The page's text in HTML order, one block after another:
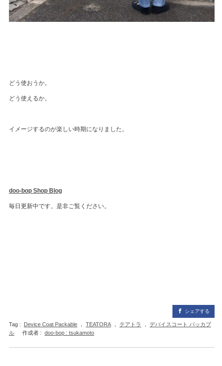
どう使おうか。
どう使えるか。
イメージするのが楽しい時期になりました。
doo-bop Shop Blog
毎日更新中です。是非ご覧ください。
シェアする
Tag : Device Coat Packable ， TEATORA ， テアトラ ，
デバイスコート パッカブ
ル
作成者 : doo-bop : tsukamoto